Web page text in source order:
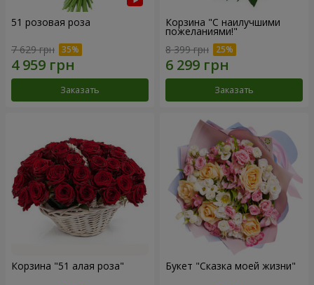
51 розовая роза
7 629 грн
Заказать
Корзина "С наилучшими
пожеланиями!"
8 399 грн
Заказать
Корзина "51 алая роза" Букет "Сказка моей жизни"